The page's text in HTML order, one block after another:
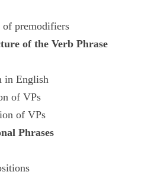
of premodifiers
of the Verb Phrase
in English
of VPs
of VPs
Phrases